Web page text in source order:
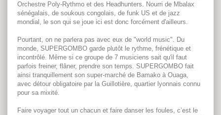
Orchestre Poly-Rythmo et des Headhunters. Nourri de Mbalax
sénégalais, de soukous congolais, de funk US et de jazz
mondial, le son qui se joue ici est donc forcément d'ailleurs.
Pourtant, on ne parlera pas avec eux de "world music". Du
monde, SUPERGOMBO garde plutôt le rythme, frénétique et
incontrôlé. Même si ce groupe de 7 musiciens sait qu'il faut
parfois freiner, flâner, prendre son temps. SUPERGOMBO fait
ainsi tranquillement son super-marché de Bamako à Ouaga,
avec détour obligatoire par la Guillotière, quartier lyonnais connu
pour sa mixité.
Faire voyager tout un chacun et faire danser les foules, c’est le